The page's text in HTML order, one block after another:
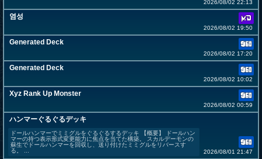
2026/08/02 22:13
염성
2026/08/02 19:50
Generated Deck
2026/08/02 17:20
Generated Deck
2026/08/02 10:02
Xyz Rank Up Monster
2026/08/02 00:59
ハンマーぐるぐるデッキ
ドールハンマーでミミグルをぐるぐるするデッキ 【概要】 ドールハン
マーの持つ表示形式変更能力に焦点を当てた構築。 スカルデーモンの
蘇生でドールハンマーを回収し、送り付けたミミグルをリバースす
る。 ...
2026/08/01 21:47